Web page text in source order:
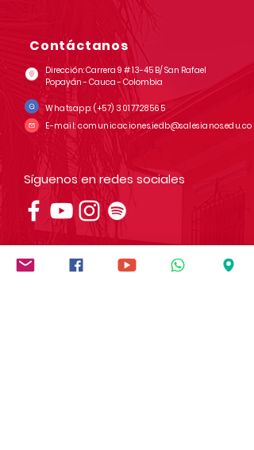
Contáctanos
Dirección: Carrera 9 # 13-45 B/ San Rafael
Popayán - Cauca - Colombia
Whatsapp: (+57) 3017728565
E-mail: comunicaciones.iedb@salesianos.edu.co
Síguenos en redes sociales